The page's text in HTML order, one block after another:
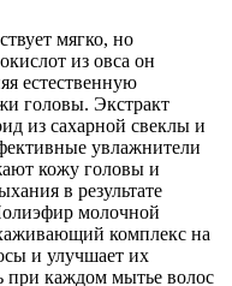
мягко, но
из овса он
естественную
головы. Экстракт
из сахарной свеклы и
увлажнители
кожу головы и
в результате
молочной
комплекс на
и улучшает их
при каждом мытье волос